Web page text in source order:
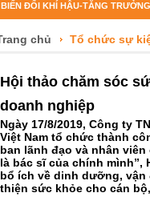
BIẾN ĐỔI KHÍ HẬU-TĂNG
chủ Tổ chức sự
Hội thảo chăm sóc
doanh nghiệp
Ngày 17/8/2019, Công ty
Việt Nam tổ chức thành
ban lãnh đạo và nhân viên
là bác sĩ của chính
bổ ích về dinh dưỡng,
thiện sức khỏe cho cán